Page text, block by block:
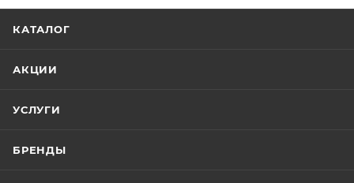
КАТАЛОГ
АКЦИИ
УСЛУГИ
БРЕНДЫ